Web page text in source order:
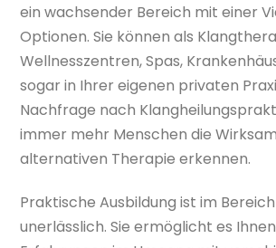
ein wachsender Bereich mit einer
Optionen. Sie können als
Wellnesszentren, Spas,
sogar in Ihrer eigenen privaten
Nachfrage nach
immer mehr Menschen die
alternativen Therapie erkennen.
Praktische Ausbildung ist im
unerlässlich. Sie ermöglicht es